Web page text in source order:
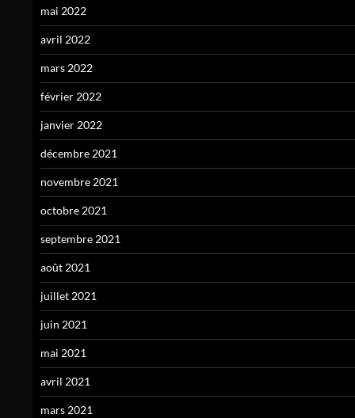
mai 2022
avril 2022
mars 2022
février 2022
janvier 2022
décembre 2021
novembre 2021
octobre 2021
septembre 2021
août 2021
juillet 2021
juin 2021
mai 2021
avril 2021
mars 2021